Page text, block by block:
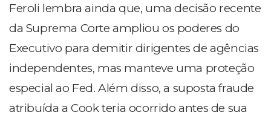
Feroli lembra ainda que, uma decisão recente
da Suprema Corte ampliou os poderes do
Executivo para demitir dirigentes de agências
independentes, mas manteve uma proteção
especial ao Fed. Além disso, a suposta fraude
atribuída a Cook teria ocorrido antes de sua